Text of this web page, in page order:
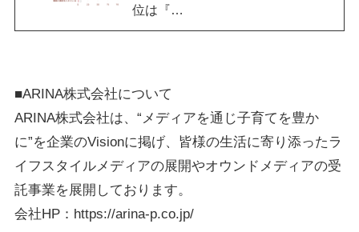
位は『…
■ARINA株式会社について
ARINA株式会社は、“メディアを通じ子育てを豊か
に”を企業のVisionに掲げ、皆様の生活に寄り添ったラ
イフスタイルメディアの展開やオウンドメディアの受
託事業を展開しております。
会社HP：https://arina-p.co.jp/